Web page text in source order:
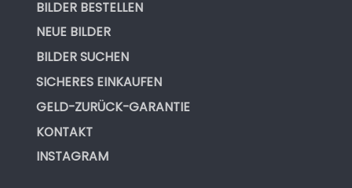
BILDER BESTELLEN
NEUE BILDER
BILDER SUCHEN
SICHERES EINKAUFEN
GELD-ZURÜCK-GARANTIE
KONTAKT
INSTAGRAM